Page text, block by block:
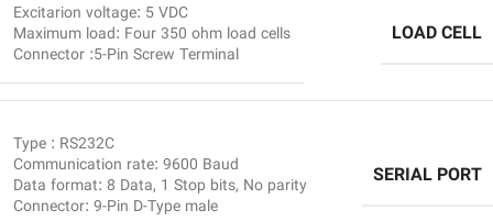
LOAD CELL
Excitarion voltage: 5 VDC
Maximum load: Four 350 ohm load cells
Connector :5-Pin Screw Terminal
SERIAL PORT
Type : RS232C
Communication rate: 9600 Baud
Data format: 8 Data, 1 Stop bits, No parity
Connector: 9-Pin D-Type male